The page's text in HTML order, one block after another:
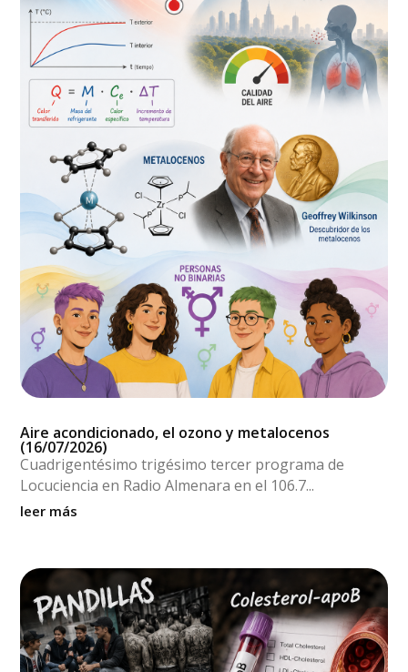
Aire acondicionado, el ozono y metalocenos
(16/07/2026)
Cuadrigentésimo trigésimo tercer programa de
Locuciencia en Radio Almenara en el 106.7...
leer más